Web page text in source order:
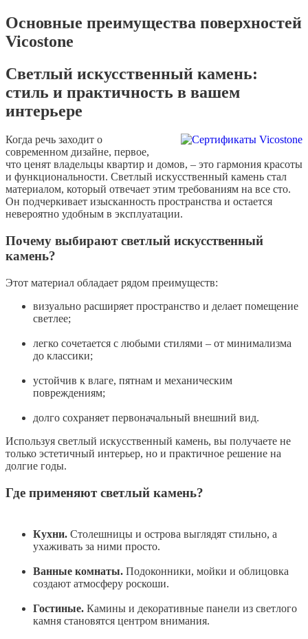
Основные преимущества поверхностей
Vicostone
Светлый искусственный камень:
стиль и практичность в вашем
интерьере
Когда речь заходит о
современном дизайне, первое,
что ценят владельцы квартир и домов, – это гармония красоты
и функциональности. Светлый искусственный камень стал
материалом, который отвечает этим требованиям на все сто.
Он подчеркивает изысканность пространства и остается
невероятно удобным в эксплуатации.
Почему выбирают светлый искусственный
камень?
Этот материал обладает рядом преимуществ:
визуально расширяет пространство и делает помещение
светлее;
легко сочетается с любыми стилями – от минимализма
до классики;
устойчив к влаге, пятнам и механическим
повреждениям;
долго сохраняет первоначальный внешний вид.
Используя светлый искусственный камень, вы получаете не
только эстетичный интерьер, но и практичное решение на
долгие годы.
Где применяют светлый камень?
Кухни. Столешницы и острова выглядят стильно, а
ухаживать за ними просто.
Ванные комнаты. Подоконники, мойки и облицовка
создают атмосферу роскоши.
Гостиные. Камины и декоративные панели из светлого
камня становятся центром внимания.